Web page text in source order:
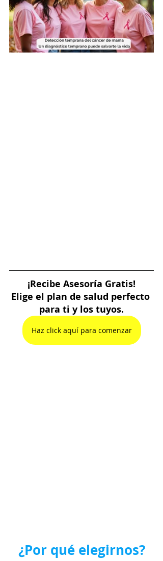
¡Recibe Asesoría Gratis!
Elige el plan de salud perfecto
para ti y los tuyos.
Haz click aquí para comenzar
¿Por qué elegirnos?